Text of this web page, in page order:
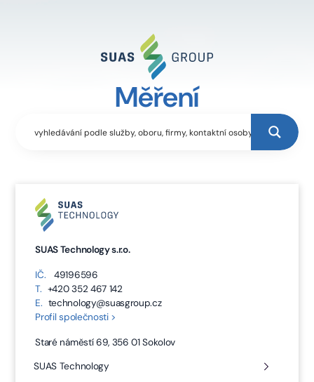
Měření
SUAS Technology s.r.o.
IČ.
49196596
T. +420 352 467 142
E. technology@suasgroup.cz
Profil společnosti >
Staré náměstí 69, 356 01 Sokolov
SUAS Technology